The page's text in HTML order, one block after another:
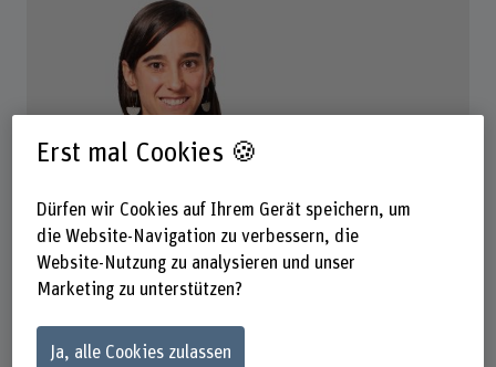
Charlotte Bourcet
Wissenschaftliche Mitarbeiterin
Kontakt
Erst mal Cookies 🍪
Dürfen wir Cookies auf Ihrem Gerät speichern, um
die Website-Navigation zu verbessern, die
Website-Nutzung zu analysieren und unser
Marketing zu unterstützen?
Ja, alle Cookies zulassen